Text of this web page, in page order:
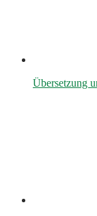
Übersetzung